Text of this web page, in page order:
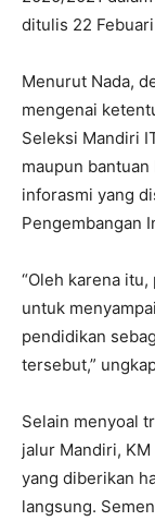
ditulis 22 Febuari
Menurut Nada,
mengenai
Seleksi Mandiri
maupun
inforasmi yang
Pengembangan
“Oleh karena
untuk
pendidikan
tersebut,”
Selain menyoal
jalur Mandiri,
yang diberikan
langsung.